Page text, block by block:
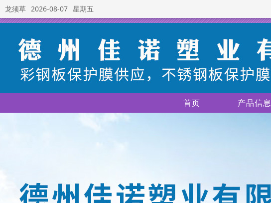
龙须草 2026-08-07 星期五
首页 产品信息